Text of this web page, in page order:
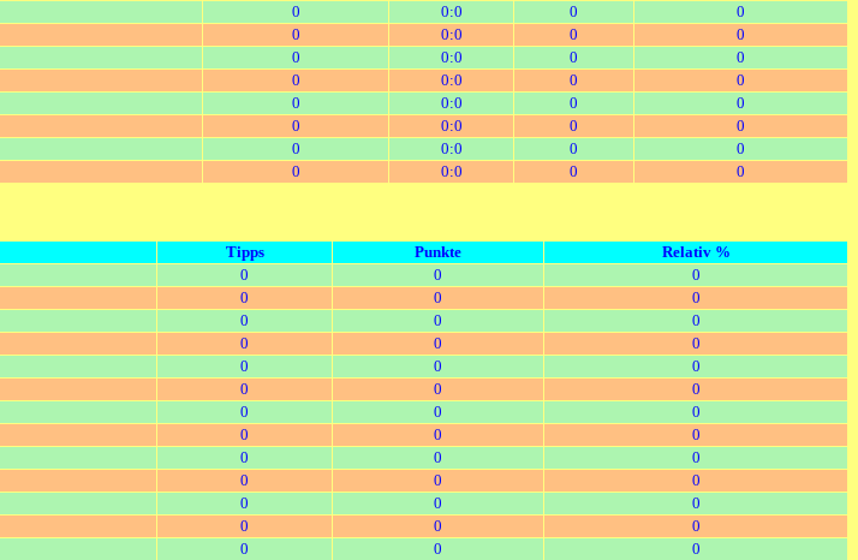
0 0:0 0
0
0 0:0 0
0
0 0:0 0
0
0 0:0 0
0
0 0:0 0
0
0 0:0 0
0
0 0:0 0
0
0 0:0 0 0
Tipps Punkte
Relativ %
0 0
0
0 0
0
0 0
0
0 0
0
0 0
0
0 0
0
0 0
0
0 0
0
0 0
0
0 0
0
0 0
0
0 0
0
0 0 0